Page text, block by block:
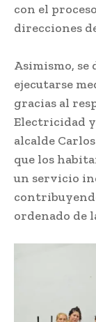
con el
direcciones
Asimismo, se
ejecutarse
gracias al
Electricidad y
alcalde
que los
un servicio
ordenado de